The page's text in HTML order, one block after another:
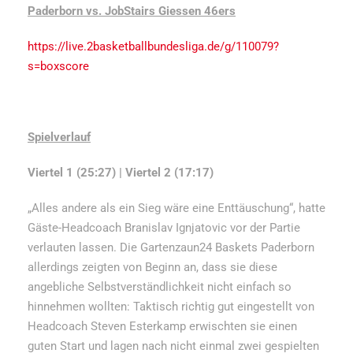
Paderborn vs. JobStairs Giessen 46ers
https://live.2basketballbundesliga.de/g/110079?
s=boxscore
Spielverlauf
Viertel 1 (25:27) | Viertel 2 (17:17)
„Alles andere als ein Sieg wäre eine Enttäuschung“, hatte
Gäste-Headcoach Branislav Ignjatovic vor der Partie
verlauten lassen. Die Gartenzaun24 Baskets Paderborn
allerdings zeigten von Beginn an, dass sie diese
angebliche Selbstverständlichkeit nicht einfach so
hinnehmen wollten: Taktisch richtig gut eingestellt von
Headcoach Steven Esterkamp erwischten sie einen
guten Start und lagen nach nicht einmal zwei gespielten